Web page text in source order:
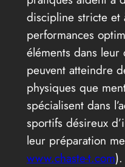
discipline stricte et
performances
éléments dans
peuvent atteindre
physiques que
spécialisent dans
sportifs désireux
leur préparation
www.chaste-t.com).